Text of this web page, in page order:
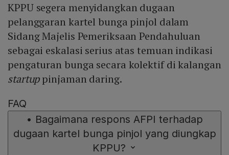
KPPU segera menyidangkan dugaan
pelanggaran kartel bunga pinjol dalam
Sidang Majelis Pemeriksaan Pendahuluan
sebagai eskalasi serius atas temuan indikasi
pengaturan bunga secara kolektif di kalangan
startuppinjaman daring.
FAQ
• Bagaimana respons AFPI terhadap
dugaan kartel bunga pinjol yang diungkap
KPPU?